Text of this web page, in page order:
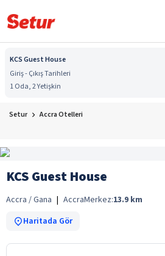
KCS Guest House
Giriş - Çıkış Tarihleri
1 Oda, 2 Yetişkin
Setur Accra Otelleri
KCS Guest House
Accra / Gana | AccraMerkez:13.9 km
Haritada Gör